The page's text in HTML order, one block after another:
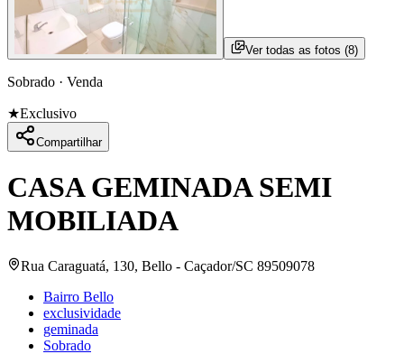
Ver todas as fotos (8)
Sobrado · Venda
★Exclusivo
Compartilhar
CASA GEMINADA SEMI
MOBILIADA
Rua Caraguatá, 130, Bello - Caçador/SC 89509078
Bairro Bello
exclusividade
geminada
Sobrado